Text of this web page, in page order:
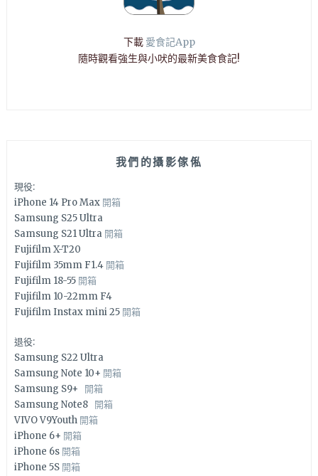
下載 愛食記App
隨時觀看強生與小吠的最新美食食記!
我們的攝影傢俬
現役:
iPhone 14 Pro Max 開箱
Samsung S25 Ultra
Samsung S21 Ultra 開箱
Fujifilm X-T20
Fujifilm 35mm F1.4 開箱
Fujifilm 18-55 開箱
Fujifilm 10-22mm F4
Fujifilm Instax mini 25 開箱
退役:
Samsung S22 Ultra
Samsung Note 10+ 開箱
Samsung S9+ 開箱
Samsung Note8 開箱
VIVO V9Youth 開箱
iPhone 6+ 開箱
iPhone 6s 開箱
iPhone 5S 開箱